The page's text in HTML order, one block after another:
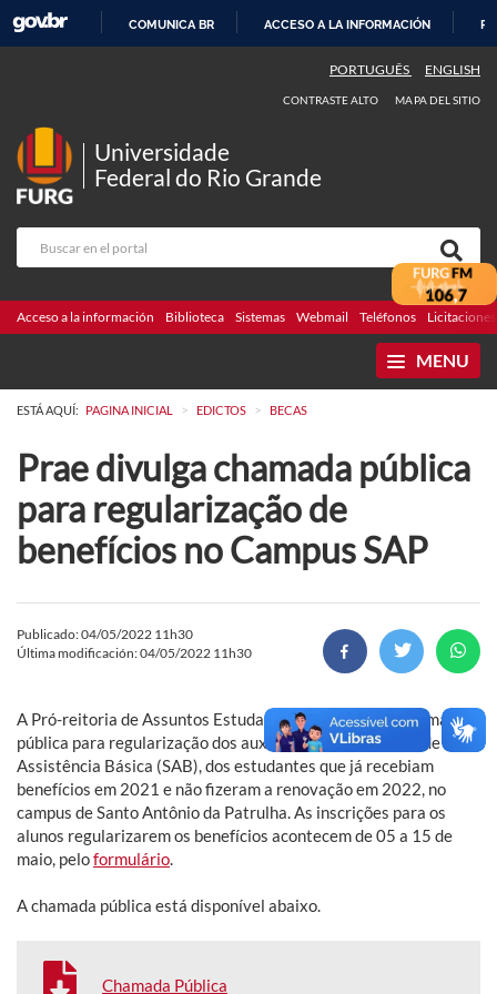
CONTENIDO
COMUNICA BR ACCESO A LA INFORMACIÓN
PORTUGUÊS ENGLISH
CONTRASTE ALTO MAPA DEL SITIO
Universidade
Federal do Rio Grande
Acceso a la información Biblioteca Sistemas Webmail Teléfonos Licitaciones
MENU
ESTÁ AQUÍ: PAGINA INICIAL > EDICTOS > BECAS
Prae divulga chamada pública
para regularização de
benefícios no Campus SAP
Publicado: 04/05/2022 11h30
Última modificación: 04/05/2022 11h30
A Pró-reitoria de Assuntos Estudantis (Prae) divulga chamada
pública para regularização dos auxílios do Subprograma de
Assistência Básica (SAB), dos estudantes que já recebiam
benefícios em 2021 e não fizeram a renovação em 2022, no
campus de Santo Antônio da Patrulha. As inscrições para os
alunos regularizarem os benefícios acontecem de 05 a 15 de
maio, peloformulário
A chamada pública está disponível abaixo.
Chamada Pública